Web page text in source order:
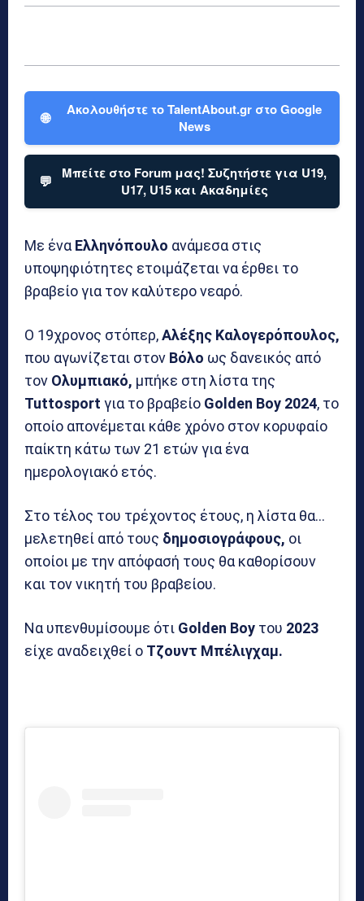
🌐
Ακολουθήστε το TalentAbout.gr στο Google
News
💬
Μπείτε στο Forum μας! Συζητήστε για U19,
U17, U15 και Ακαδημίες
Με ένα Ελληνόπουλο ανάμεσα στις
υποψηφιότητες ετοιμάζεται να έρθει το
βραβείο για τον καλύτερο νεαρό.
O 19χρονος στόπερ,Αλέξης Καλογερόπουλος,
που αγωνίζεται στον Βόλο ως δανεικός από
τον Ολυμπιακό, μπήκε στη λίστα της
Tuttosport για το βραβείο Golden Boy 2024, το
οποίο απονέμεται κάθε χρόνο στον κορυφαίο
παίκτη κάτω των 21 ετών για ένα
ημερολογιακό ετός.
Στο τέλος του τρέχοντος έτους, η λίστα θα…
μελετηθεί από τους δημοσιογράφους, οι
οποίοι με την απόφασή τους θα καθορίσουν
και τον νικητή του βραβείου.
Να υπενθυμίσουμε ότι Golden Boy του 2023
είχε αναδειχθεί ο Τζουντ Μπέλιγχαμ.